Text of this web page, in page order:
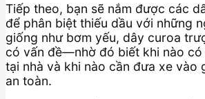
Tiếp theo, bạn sẽ nắm được các
để phân biệt thiếu dầu với những
giống như bơm yếu, dây curoa
có vấn đề—nhờ đó biết khi nào có
tại nhà và khi nào cần đưa xe vào
an toàn.